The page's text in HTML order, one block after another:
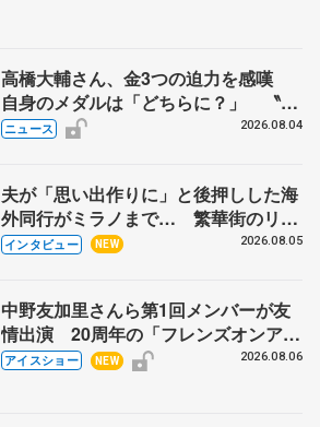
高橋大輔さん、金3つの迫力を感嘆
自身のメダルは「どちらに？」 〝リ
ス兄弟〟オリンピック3連覇の野村忠
ニュース 2026.08.04
夫が「思い出作りに」と後押しした海
外同行がミラノまで… 繁華街のリン
クでは不良のお兄さんも味方に 小林
インタビュー NEW 2026.08.05
中野友加里さんら第1回メンバーが友
情出演 20周年の「フレンズオンアイ
ス」 宮本賢二さん、有川梨絵さん、
アイスショー NEW 2026.08.06